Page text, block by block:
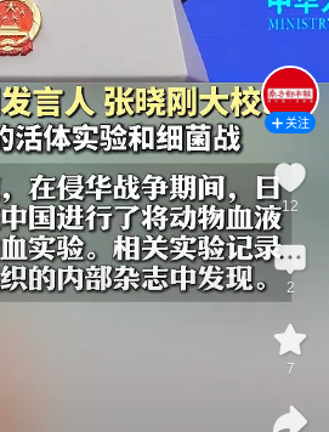
关注
12
2
7